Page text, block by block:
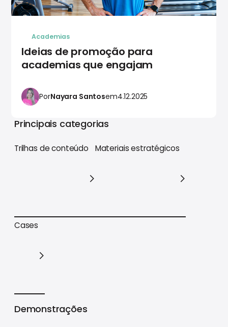
Academias
Ideias de promoção para
academias que engajam
PorNayara Santosem4.12.2025
Principais categorias
Trilhas de conteúdo
Trilhas de conteúdo
Materiais estratégicos
Cases
Demonstrações